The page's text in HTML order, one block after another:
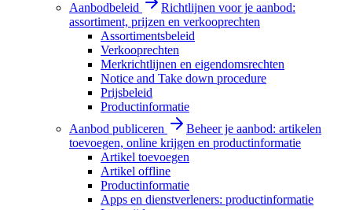
Aanbodbeleid
Richtlijnen voor je aanbod:
assortiment, prijzen en verkooprechten
Assortimentsbeleid
Verkooprechten
Merkrichtlijnen en eigendomsrechten
Notice and Take down procedure
Prijsbeleid
Productinformatie
Aanbod publiceren
Beheer je aanbod: artikelen
toevoegen, online krijgen en productinformatie
Artikel toevoegen
Artikel offline
Productinformatie
Apps en dienstverleners: productinformatie